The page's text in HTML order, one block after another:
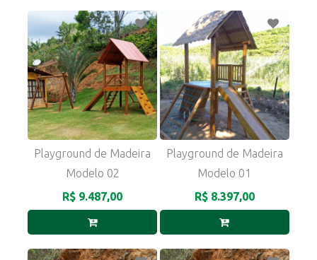
Playground de Madeira
Modelo 02
R$ 9.487,00
Playground de Madeira
Modelo 01
R$ 8.397,00